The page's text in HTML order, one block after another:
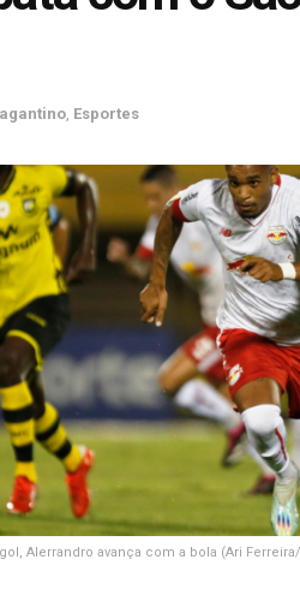
Esportes
Alerrandro avança com a bola (Ari